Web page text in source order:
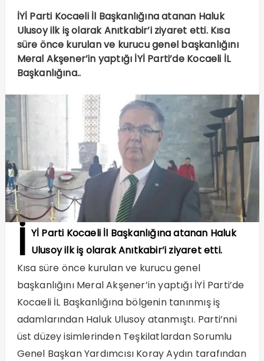
İYİ Parti Kocaeli İl Başkanlığına atanan Haluk
Ulusoy ilk iş olarak Anıtkabir’i ziyaret etti. Kısa
süre önce kurulan ve kurucu genel başkanlığını
Meral Akşener’in yaptığı İYİ Parti’de Kocaeli İL
Başkanlığına..
İ Yİ Parti Kocaeli İl Başkanlığına atanan Haluk
Ulusoy ilk iş olarak Anıtkabir’i ziyaret etti.
Kısa süre önce kurulan ve kurucu genel
başkanlığını Meral Akşener’in yaptığı İYİ Parti’de
Kocaeli İL Başkanlığına bölgenin tanınmış iş
adamlarından Haluk Ulusoy atanmıştı. Parti’nni
üst düzey isimlerinden Teşkilatlardan Sorumlu
Genel Başkan Yardımcısı Koray Aydın tarafından